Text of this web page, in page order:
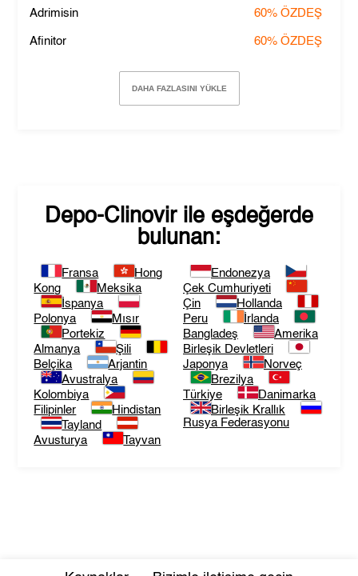
Adrimisin 60% ÖZDEŞ
Afinitor 60% ÖZDEŞ
DAHA FAZLASINI YÜKLE
Depo-Clinovirile eşdeğerde
bulunan:
Fransa
Hong
Kong
Meksika
İspanya
Polonya
Mısır
Portekiz
Almanya
Şili
Belçika
Arjantin
Avustralya
Kolombiya
Filipinler
Hindistan
Tayland
Avusturya
Tayvan
Endonezya
Çek Cumhuriyeti
Çin
Hollanda
Peru
İrlanda
Bangladeş
Amerika
Birleşik Devletleri
Japonya
Norveç
Brezilya
Türkiye
Danimarka
Birleşik Krallık
Rusya Federasyonu